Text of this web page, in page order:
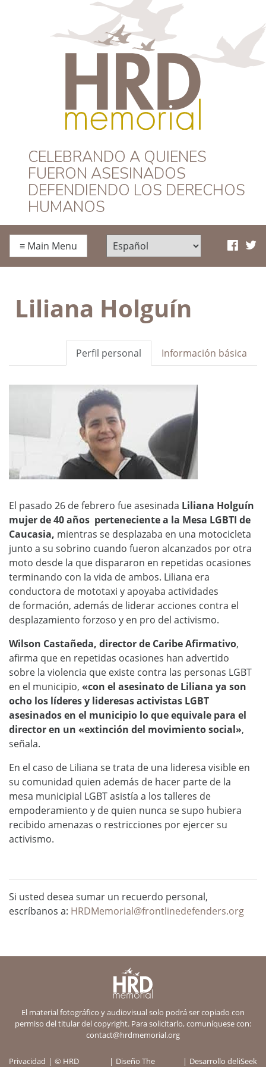
HRD Memorial –
Español
CELEBRANDO A QUIENES
FUERON ASESINADOS
DEFENDIENDO LOS DERECHOS
HUMANOS
≡ Main Menu
Liliana Holguín
Información básica
Perfil personal
El pasado 26 de febrero fue asesinada Liliana Holguín
mujer de 40 años perteneciente a la Mesa LGBTI de
Caucasia, mientras se desplazaba en una motocicleta
junto a su sobrino cuando fueron alcanzados por otra
moto desde la que dispararon en repetidas ocasiones
terminando con la vida de ambos. Liliana era
conductora de mototaxi y apoyaba actividades
de formación, además de liderar acciones contra el
desplazamiento forzoso y en pro del activismo.
Wilson Castañeda, director de Caribe Afirmativo,
afirma que en repetidas ocasiones han advertido
sobre la violencia que existe contra las personas LGBT
en el municipio, «con el asesinato de Liliana ya son
ocho los líderes y lideresas activistas LGBT
asesinados en el municipio lo que equivale para el
director en un «extinción del movimiento social»,
señala.
En el caso de Liliana se trata de una lideresa visible en
su comunidad quien además de hacer parte de la
mesa municipial LGBT asistía a los talleres de
empoderamiento y de quien nunca se supo hubiera
recibido amenazas o restricciones por ejercer su
activismo.
Si usted desea sumar un recuerdo personal,
escríbanos a: HRDMemorial@frontlinedefenders.org
El material fotográfico y audiovisual solo podrá ser copiado con
permiso del titular del copyright. Para solicitarlo, comuníquese con:
contact@hrdmemorial.org
Privacidad © HRD Diseño The Desarrollo deliSeek